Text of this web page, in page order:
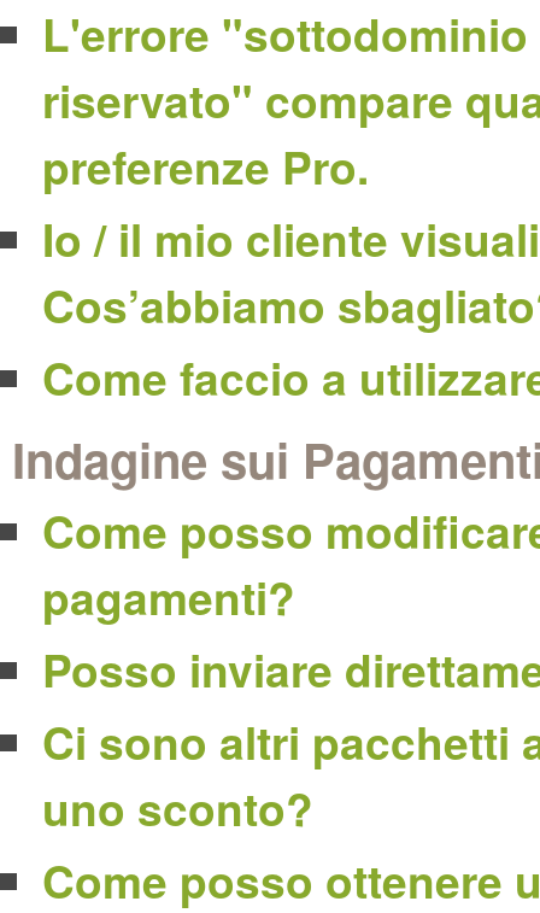
L'errore
riservato" compare
preferenze Pro.
Io / il mio cliente
Cos’abbiamo
Come faccio a
Indagine sui
Come posso
pagamenti?
Posso inviare
Ci sono altri pacchetti
uno sconto?
Come posso ottenere